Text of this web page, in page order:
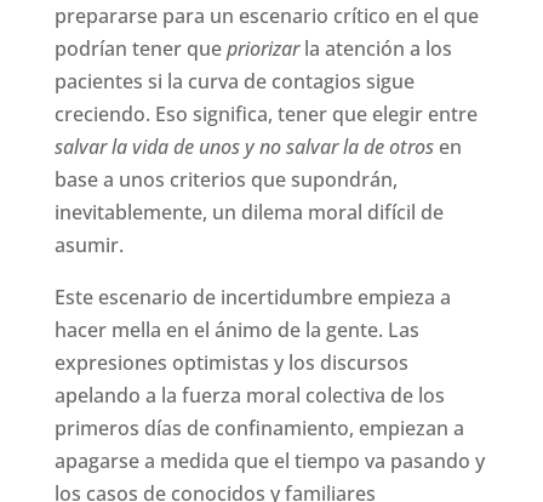
prepararse para un escenario crítico en el que
podrían tener quepriorizarla atención a los
pacientes si la curva de contagios sigue
creciendo. Eso significa, tener que elegir entre
salvar la vida de unos y no salvar la de otrosen
base a unos criterios que supondrán,
inevitablemente, un dilema moral difícil de
asumir.
Este escenario de incertidumbre empieza a
hacer mella en el ánimo de la gente. Las
expresiones optimistas y los discursos
apelando a la fuerza moral colectiva de los
primeros días de confinamiento, empiezan a
apagarse a medida que el tiempo va pasando y
los casos de conocidos y familiares